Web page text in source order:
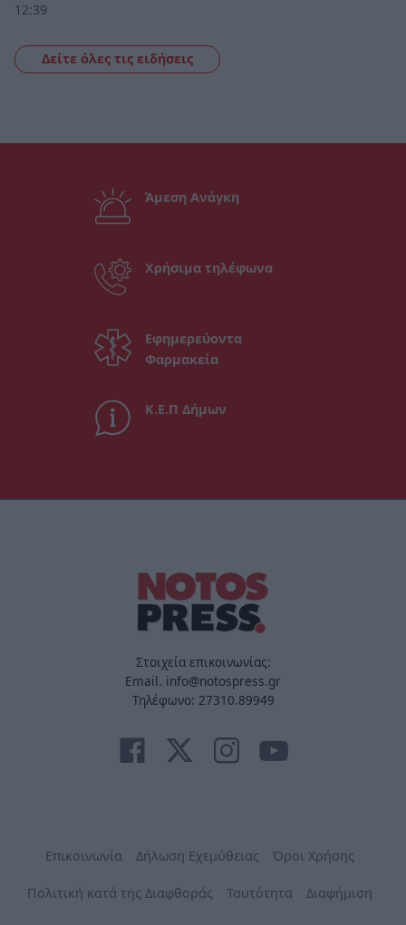
12:39
Δείτε όλες τις ειδήσεις
Άμεση Ανάγκη
Χρήσιμα τηλέφωνα
Εφημερεύοντα
Φαρμακεία
Κ.Ε.Π Δήμων
Στοιχεία επικοινωνίας:
Email. info@notospress.gr
Τηλέφωνο: 27310.89949
Επικοινωνία Δήλωση Εχεμύθειας Όροι Χρήσης
Πολιτική κατά της Διαφθοράς Ταυτότητα Διαφήμιση